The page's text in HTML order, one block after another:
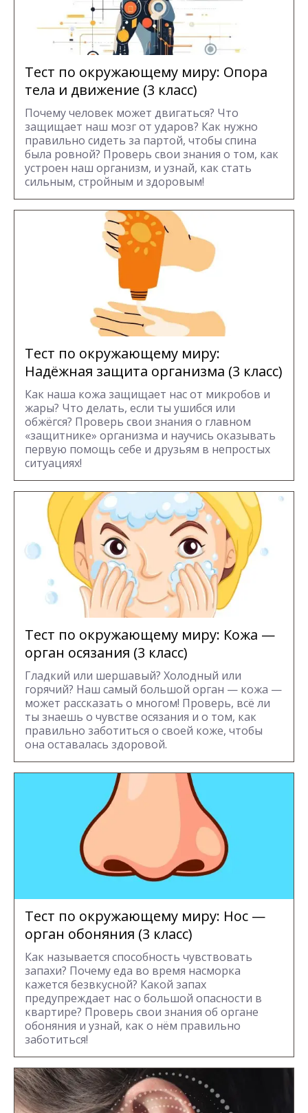
Тест по окружающему миру: Опора
тела и движение (3 класс)
Почему человек может двигаться? Что
защищает наш мозг от ударов? Как нужно
правильно сидеть за партой, чтобы спина
была ровной? Проверь свои знания о том, как
устроен наш организм, и узнай, как стать
сильным, стройным и здоровым!
Тест по окружающему миру:
Надёжная защита организма (3 класс)
Как наша кожа защищает нас от микробов и
жары? Что делать, если ты ушибся или
обжёгся? Проверь свои знания о главном
«защитнике» организма и научись оказывать
первую помощь себе и друзьям в непростых
ситуациях!
Тест по окружающему миру: Кожа —
орган осязания (3 класс)
Гладкий или шершавый? Холодный или
горячий? Наш самый большой орган — кожа —
может рассказать о многом! Проверь, всё ли
ты знаешь о чувстве осязания и о том, как
правильно заботиться о своей коже, чтобы
она оставалась здоровой.
Тест по окружающему миру: Нос —
орган обоняния (3 класс)
Как называется способность чувствовать
запахи? Почему еда во время насморка
кажется безвкусной? Какой запах
предупреждает нас о большой опасности в
квартире? Проверь свои знания об органе
обоняния и узнай, как о нём правильно
заботиться!